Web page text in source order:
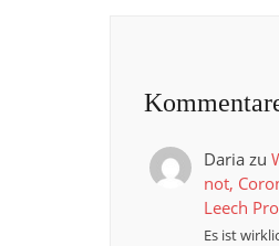
Dariazu
not,
Leech
Es ist